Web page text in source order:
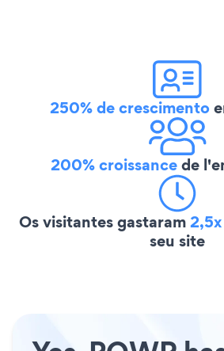
250% de crescimento
200% croissancede
Os visitantes gastaram
seu site